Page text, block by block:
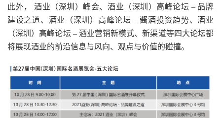
此外， 酒业（深圳）峰会、酒业（深圳）高峰论坛 – 品牌
建设之道、酒业（深圳）高峰论坛 – 酱酒投资趋势、酒业
（深圳）高峰论坛 – 酒业营销新模式、新渠道等四大论坛都
将展现酒业的前沿信息与风向、观点与价值的碰撞。